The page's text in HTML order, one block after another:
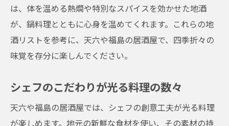
は、体を温める熱燗や特別なスパイスを効かせた地酒
が、鍋料理とともに心身を温めてくれます。これらの地
酒リストを参考に、天六や福島の居酒屋で、四季折々の
味覚を存分に楽しんでください。
シェフのこだわりが光る料理の数々
天六や福島の居酒屋では、シェフの創意工夫が光る料理
が楽しめます。地元の新鮮な食材を使い、その素材の持